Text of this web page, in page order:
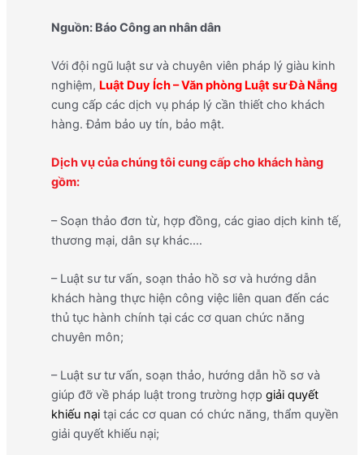
Nguồn: Báo Công an nhân dân
Với đội ngũ luật sư và chuyên viên pháp lý giàu kinh
nghiệm, Luật Duy Ích – Văn phòng Luật sư Đà Nẵng
cung cấp các dịch vụ pháp lý cần thiết cho khách
hàng. Đảm bảo uy tín, bảo mật.
Dịch vụ của chúng tôi cung cấp cho khách hàng
gồm:
– Soạn thảo đơn từ, hợp đồng, các giao dịch kinh tế,
thương mại, dân sự khác.…
– Luật sư tư vấn, soạn thảo hồ sơ và hướng dẫn
khách hàng thực hiện công việc liên quan đến các
thủ tục hành chính tại các cơ quan chức năng
chuyên môn;
– Luật sư tư vấn, soạn thảo, hướng dẫn hồ sơ và
giúp đỡ về pháp luật trong trường hợp giải quyết
khiếu nạitại các cơ quan có chức năng, thẩm quyền
giải quyết khiếu nại;